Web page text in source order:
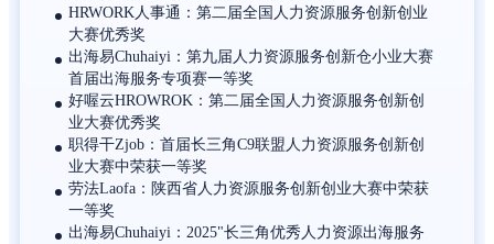
HRWORK人事通：第二届全国人力资源服务创新创业
大赛优秀奖
出海易Chuhaiyi：第九届人力资源服务创新仓小业大赛
首届出海服务专项赛一等奖
好喔云HROWROK：第二届全国人力资源服务创新创
业大赛优秀奖
职得干Zjob：首届长三角C9联盟人力资源服务创新创
业大赛中荣获一等奖
劳法Laofa：陕西省人力资源服务创新创业大赛中荣获
一等奖
出海易Chuhaiyi：2025"长三角优秀人力资源出海服务